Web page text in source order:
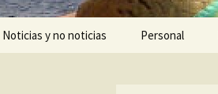
Noticias y no noticias Personal